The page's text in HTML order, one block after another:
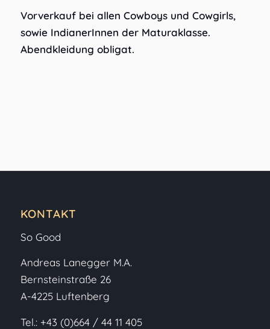
Vorverkauf bei allen Cowboys und Cowgirls,
sowie IndianerInnen der Maturaklasse.
Abendkleidung obligat.
KONTAKT
So Good
Andreas Lanegger M.A.
Bernsteinstraße 26
A-4225 Luftenberg
Tel.: +43 (0)664 / 44 11 405